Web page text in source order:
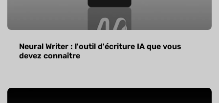
Neural Writer : l'outil d'écriture IA que vous
devez connaître